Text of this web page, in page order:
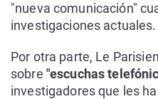
"nueva comunicación"
investigaciones actuales.
Por otra parte, Le
sobre "escuchas
investigadores que les